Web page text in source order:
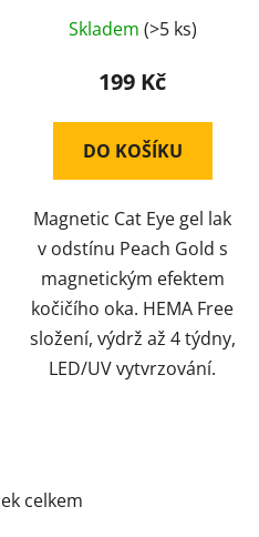
Skladem (>5 ks)
199 Kč
DO KOŠÍKU
Magnetic Cat Eye gel lak
v odstínu Peach Gold s
magnetickým efektem
kočičího oka. HEMA Free
složení, výdrž až 4 týdny,
LED/UV vytvrzování.
Ocelkem